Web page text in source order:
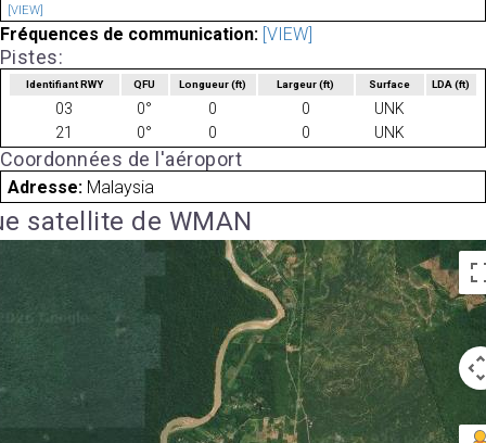
[VIEW]
Fréquences de communication: [VIEW]
Pistes:
Identifiant RWY QFU Longueur(ft) Largeur(ft) Surface LDA(ft)
03 0° 0 0
UNK
21
0° 0 0 UNK
Coordonnées de l'aéroport
Adresse: Malaysia
satellite de WMAN